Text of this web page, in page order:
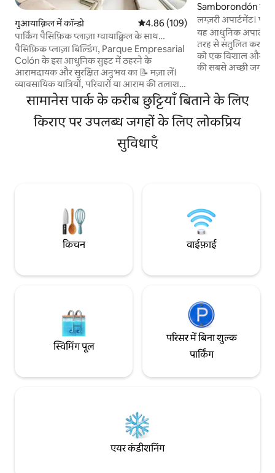
गुआयाक़िल में कॉन्डो औसत रेटिंग 5 में से 4.86, 109 समीक्षाएँ
4.86 (109)
पार्किंग पैसिफ़िक प्लाज़ा ग्वायाक्विल के साथ
आधुनिक सुइट
पैसिफ़िक प्लाज़ा बिल्डिंग, Parque Empresarial
Colón के इस आधुनिक सुइट में ठहरने के
आरामदायक और सुरक्षित अनुभव का 📝 मज़ा लें।
व्यावसायिक यात्रियों, परिवारों या आराम की तलाश
करने वाले पर्यटकों और एक उत्कृष्ट स्थान के लिए
आदर्श। हर चीज़ के 🍽️ करीब: बैंक, रेस्टोरेंट, फ़ार्मेसी
और ग्राउंड फ़्लोर पर एक मिनी - मार्केट। एयरपोर्ट
और मॉल डेल सोल से बस कुछ ही मिनट की दूरी पर
Samborondón में
लग्ज़री अपार्टमेंट।
यह आधुनिक
तरह से संतुलित करता
को एक विशाल और
की सबसे अच्छी जगह
बालकनी से एक
हैं। हवाई अड्डे से 10
स्थलों के करीब,
स्थित है। आपकी निजी
सामानेस पार्क के करीब छुट्टियाँ बिताने के लिए
किराए पर उपलब्ध जगहों के लिए लोकप्रिय
सुविधाएँ
किचन वाईफ़ाई
स्विमिंग पूल
परिसर में बिना शुल्क
पार्किंग
एयर कंडीशनिंग